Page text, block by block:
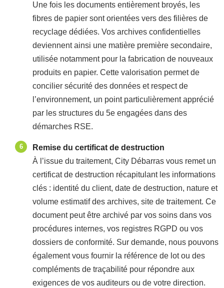
Une fois les documents entièrement broyés, les
fibres de papier sont orientées vers des filières de
recyclage dédiées. Vos archives confidentielles
deviennent ainsi une matière première secondaire,
utilisée notamment pour la fabrication de nouveaux
produits en papier. Cette valorisation permet de
concilier sécurité des données et respect de
l’environnement, un point particulièrement apprécié
par les structures du 5e engagées dans des
démarches RSE.
Remise du certificat de destruction
À l’issue du traitement, City Débarras vous remet un
certificat de destruction récapitulant les informations
clés : identité du client, date de destruction, nature et
volume estimatif des archives, site de traitement. Ce
document peut être archivé par vos soins dans vos
procédures internes, vos registres RGPD ou vos
dossiers de conformité. Sur demande, nous pouvons
également vous fournir la référence de lot ou des
compléments de traçabilité pour répondre aux
exigences de vos auditeurs ou de votre direction.